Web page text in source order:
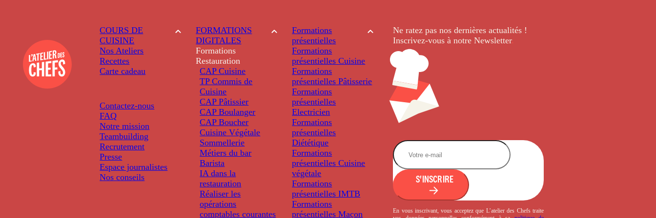
COURS DE
CUISINE
Nos Ateliers
Recettes
Carte cadeau
Contactez-nous
FAQ
Notre mission
Teambuilding
Recrutement
Presse
Espace journalistes
Nos conseils
FORMATIONS
DIGITALES
Formations
Restauration
CAP Cuisine
TP Commis de
Cuisine
CAP Pâtissier
CAP Boulanger
CAP Boucher
Cuisine Végétale
Sommellerie
Métiers du bar
Barista
IA dans la
restauration
Réaliser les
opérations
comptables courantes
Formations
présentielles
Formations
présentielles Cuisine
Formations
présentielles Pâtisserie
Formations
présentielles
Electricien
Formations
présentielles
Diététique
Formations
présentielles Cuisine
végétale
Formations
présentielles IMTB
Formations
présentielles Maçon
Ne ratez pas nos dernièresactualités !
Inscrivez-vous à notre Newsletter.
S'INSCRIRE
En vous inscrivant, vous acceptez que L’atelier des Chefs traite